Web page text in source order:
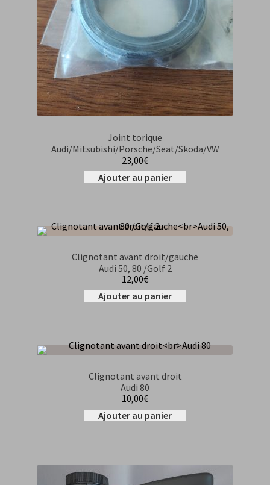
Joint torique
Audi/Mitsubishi/Porsche/Seat/Skoda/VW
23,00€
Ajouter au panier
Clignotant avant droit/gauche
Audi 50, 80 /Golf 2
12,00€
Ajouter au panier
Clignotant avant droit
Audi 80
10,00€
Ajouter au panier